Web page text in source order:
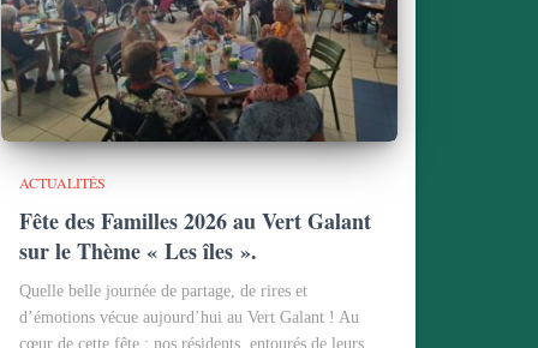
ACTUALITÉS
Fête des Familles 2026 au Vert Galant
sur le Thème « Les îles ».
Quelle belle journée de partage, de rires et
d’émotions vécue aujourd’hui au Vert Galant ! Au
cœur de cette fête : nos résidents, entourés de leurs